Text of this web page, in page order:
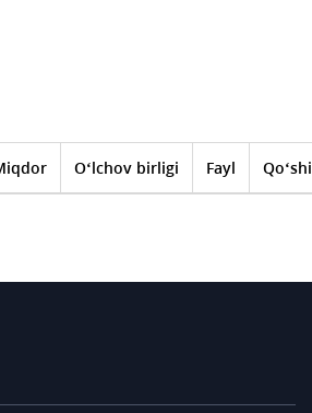
O‘lchov birligi Fayl